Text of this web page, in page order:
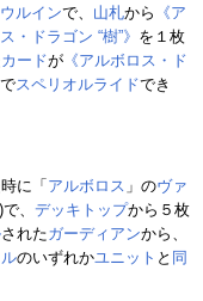
ルインで、 山札から 《ア
・ドラゴン “樹”》 を１枚
カードが 《アルボロス・ド
でスペリオルライドでき
に「 アルボロス 」のヴァ
、 デッキトップから５枚
されたガーディアンから、
のいずれかユニット と 同